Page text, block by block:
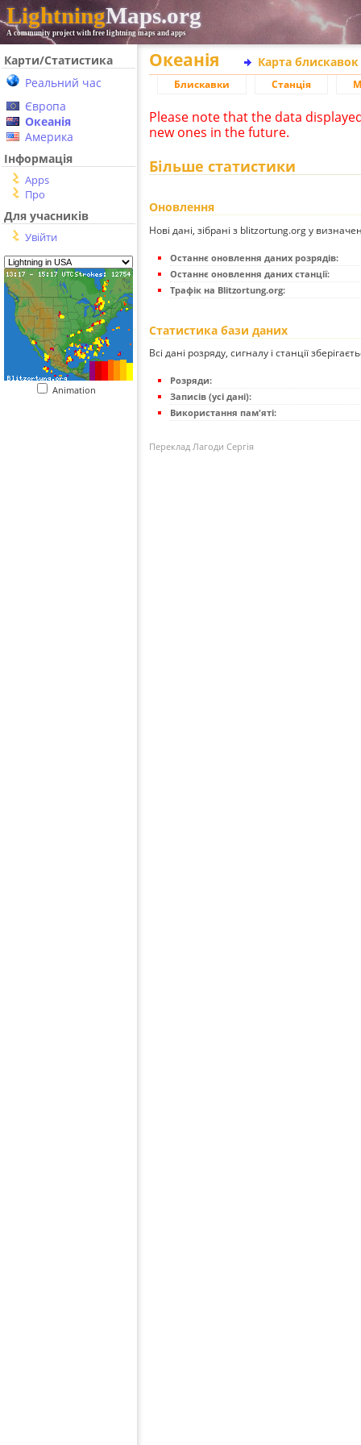
LightningMaps.org
A community project with free lightning maps and apps
Карти/Статистика
Реальний час
Європа
Океанія
Америка
Інформація
Apps
Про
Для учасників
Увійти
Animation
Океанія Карта
Блискавки Станція
Please note that the data
new ones in the future.
Більше статистики
Оновлення
Нові дані, зібрані з blitzortung.org у
Останнє оновлення даних розрядів:
Останнє оновлення даних станції:
Трафік на Blitzortung.org:
Статистика бази даних
Всі дані розряду, сигналу і станції
Розряди:
Записів (усі дані):
Використання пам'яті:
Переклад Лагоди Сергія